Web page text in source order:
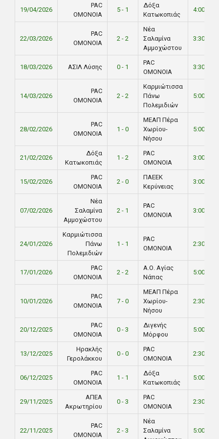
19/04/2026
PAC
ΟΜΟΝΟΙΑ
5 - 1
Δόξα
Κατωκοπιάς
4:00 PM
22/03/2026
PAC
ΟΜΟΝΟΙΑ
2 - 2
Νέα
Σαλαμίνα
Αμμοχώστου
3:30 PM
18/03/2026 ΑΣΙΛ Λύσης 0 - 1
PAC
ΟΜΟΝΟΙΑ
3:30 PM
14/03/2026
PAC
ΟΜΟΝΟΙΑ
2 - 2
Καρμιώτισσα
Πάνω
Πολεμιδιών
5:00 PM
28/02/2026
PAC
ΟΜΟΝΟΙΑ
1 - 0
ΜΕΑΠ Πέρα
Χωρίου-
Νήσου
5:00 PM
21/02/2026
Δόξα
Κατωκοπιάς
1 - 2
PAC
ΟΜΟΝΟΙΑ
3:00 PM
15/02/2026
PAC
ΟΜΟΝΟΙΑ
2 - 0
ΠΑΕΕΚ
Κερύνειας
3:00 PM
07/02/2026
Νέα
Σαλαμίνα
Αμμοχώστου
2 - 1
PAC
ΟΜΟΝΟΙΑ
3:00 PM
24/01/2026
Καρμιώτισσα
Πάνω
Πολεμιδιών
1 - 1
PAC
ΟΜΟΝΟΙΑ
2:30 PM
17/01/2026
PAC
ΟΜΟΝΟΙΑ
2 - 2
Α.Ο. Αγίας
Νάπας
5:00 PM
10/01/2026
PAC
ΟΜΟΝΟΙΑ
7 - 0
ΜΕΑΠ Πέρα
Χωρίου-
Νήσου
2:30 PM
20/12/2025
PAC
ΟΜΟΝΟΙΑ
0 - 3
Διγενής
Μόρφου
5:00 PM
13/12/2025
Ηρακλής
Γερολάκκου
0 - 0
PAC
ΟΜΟΝΟΙΑ
2:30 PM
06/12/2025
PAC
ΟΜΟΝΟΙΑ
1 - 1
Δόξα
Κατωκοπιάς
5:00 PM
29/11/2025
ΑΠΕΑ
Ακρωτηρίου
0 - 3
PAC
ΟΜΟΝΟΙΑ
2:30 PM
22/11/2025
PAC
ΟΜΟΝΟΙΑ
2 - 3
Νέα
Σαλαμίνα
5:00 PM